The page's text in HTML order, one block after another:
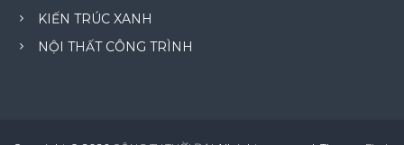
KIẾN TRÚC XANH
NỘI THẤT CÔNG TRÌNH